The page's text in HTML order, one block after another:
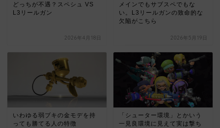
どっちが不遇？スペシュ VS
L3リールガン
2026年4月18日
メインでもサブスペでもな
い。L3リールガンの致命的な
欠陥がこちら
2026年5月19日
いわゆる弱ブキの金モデを持
っても勝てる人の特徴
「シューター環境」とかいう
一見良環境に見えて実は撃ち